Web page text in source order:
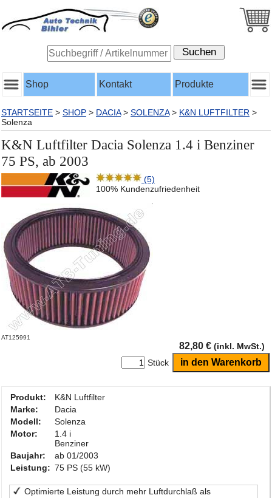
Shop Kontakt Produkte
STARTSEITE > SHOP > DACIA > SOLENZA > K&N LUFTFILTER >
Solenza
K&N Luftfilter Dacia Solenza 1.4 i Benziner
75 PS, ab 2003
(5)
100% Kundenzufriedenheit
AT125991
82,80 € (inkl. MwSt.)
Stück
Produkt:
K&N Luftfilter
Marke:
Dacia
Modell:
Solenza
Motor:
1.4 i
Benziner
Baujahr:
ab 01/2003
Leistung: 75 PS (55 kW)
Optimierte Leistung durch mehr Luftdurchlaß als